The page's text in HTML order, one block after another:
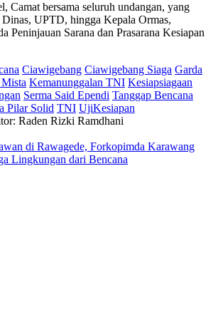
Camat bersama seluruh undangan, yang
UPTD, hingga Kepala Ormas,
Peninjauan Sarana dan Prasarana Kesiapan
Ciawigebang Ciawigebang Siaga Garda
Kemanunggalan TNI Kesiapsiagaan
Serma Said Ependi Tanggap Bencana
Pilar Solid TNI UjiKesiapan
Raden Rizki Ramdhani
di Rawagede, Forkopimda Karawang
Lingkungan dari Bencana